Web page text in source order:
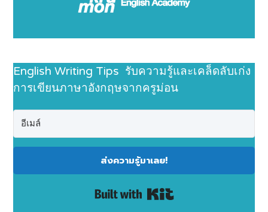
English Writing Tips รับความรู้และเคล็ดลับเก่ง
การเขียนภาษาอังกฤษจากครูม่อน
ส่งความรู้มาเลย!